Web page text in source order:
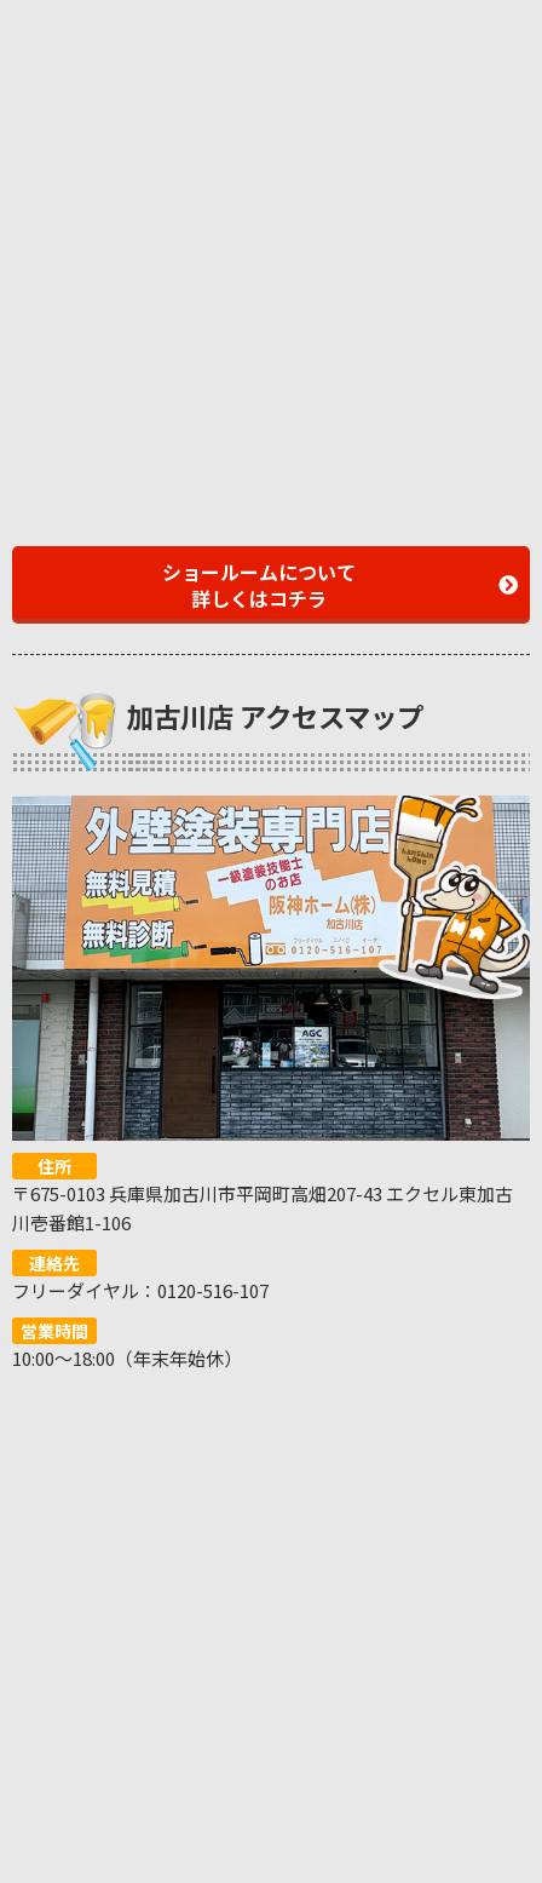
ショールームについて
詳しくはコチラ
加古川店 アクセスマップ
住所
〒675-0103 兵庫県加古川市平岡町高畑207-43 エクセル東加古
川壱番館1-106
連絡先
フリーダイヤル：0120-516-107
営業時間
10:00～18:00（年末年始休）